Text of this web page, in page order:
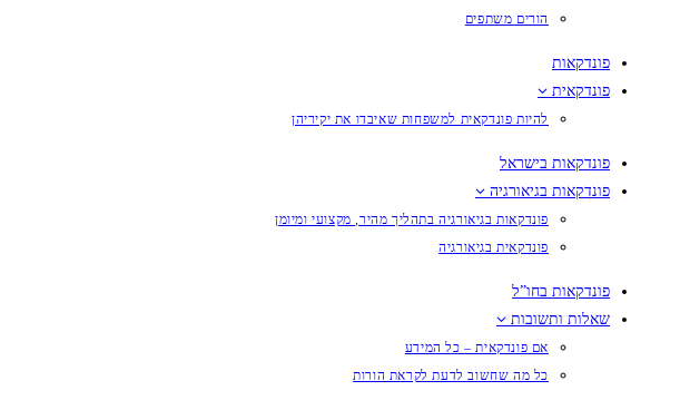
הורים משתפים
פונדקאות
פונדקאית
להיות פונדקאית למשפחות שאיבדו את יקיריהן
פונדקאות בישראל
פונדקאות בגיאורגיה
פונדקאות בגיאורגיה בתהליך מהיר, מקצועי ומיומן
פונדקאית בגיאורגיה
פונדקאות בחו”ל
שאלות ותשובות
אם פונדקאית – כל המידע
כל מה שחשוב לדעת לקראת הורות